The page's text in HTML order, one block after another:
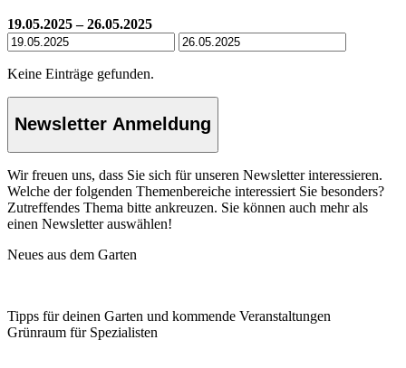
19.05.2025 – 26.05.2025
Keine Einträge gefunden.
Newsletter Anmeldung
Wir freuen uns, dass Sie sich für unseren Newsletter interessieren.
Welche der folgenden Themenbereiche interessiert Sie besonders?
Zutreffendes Thema bitte ankreuzen. Sie können auch mehr als
einen Newsletter auswählen!
Neues aus dem Garten
Tipps für deinen Garten und kommende Veranstaltungen
Grünraum für Spezialisten